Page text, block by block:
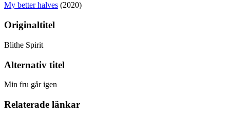
My better halves (2020)
Originaltitel
Blithe Spirit
Alternativ titel
Min fru går igen
Relaterade länkar